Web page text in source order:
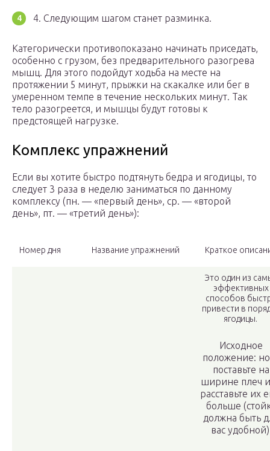
4. Следующим шагом станет разминка.
Категорически противопоказано начинать приседать,
особенно с грузом, без предварительного разогрева
мышц. Для этого подойдут ходьба на месте на
протяжении 5 минут, прыжки на скакалке или бег в
умеренном темпе в течение нескольких минут. Так
тело разогреется, и мышцы будут готовы к
предстоящей нагрузке.
Комплекс упражнений
Если вы хотите быстро подтянуть бедра и ягодицы, то
следует 3 раза в неделю заниматься по данному
комплексу (пн. — «первый день», ср. — «второй
день», пт. — «третий день»):
Номер дня Название упражнений Краткое
Это один из
эффективных
способов
привести в
ягодицы.
Исходное
положение:
поставьте на
ширине плеч
расставьте их
больше
должна быть
вас